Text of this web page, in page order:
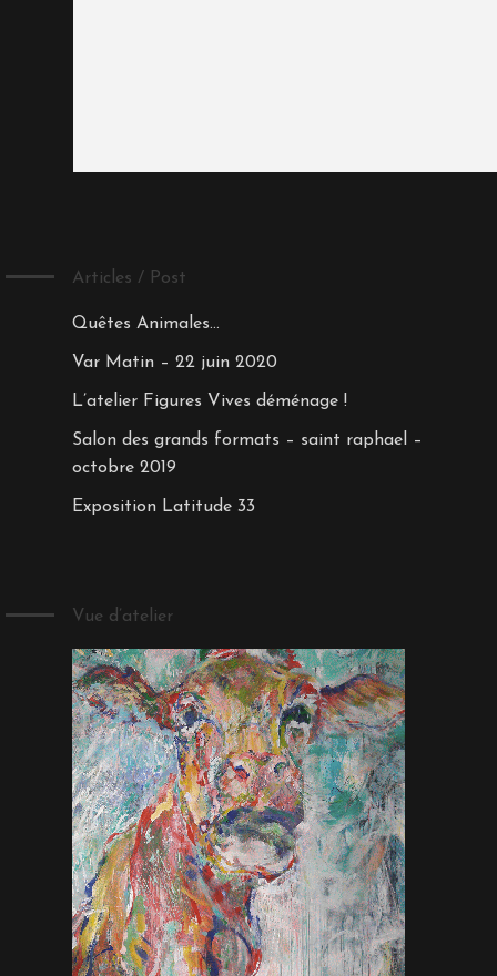
Articles / Post
Quêtes Animales…
Var Matin – 22 juin 2020
L’atelier Figures Vives déménage !
Salon des grands formats – saint raphael –
octobre 2019
Exposition Latitude 33
Vue d’atelier